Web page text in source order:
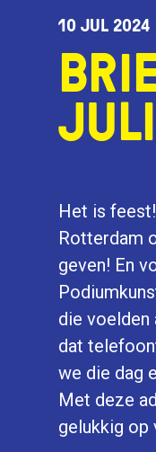
10 JUL 2024
Het is
Rotterdam
geven! En
die voelden
dat
we die dag
Met deze
gelukkig op